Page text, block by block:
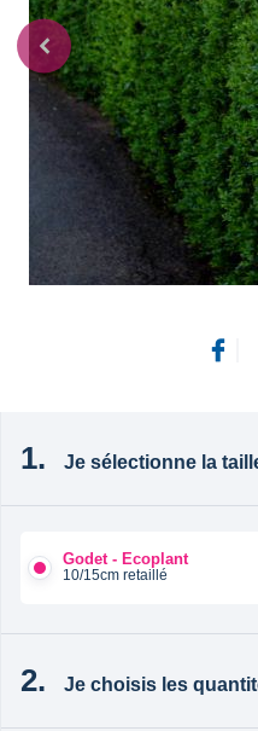
Je sélectionne la
Godet - Ecoplant
10/15cm retaillé
Je choisis les